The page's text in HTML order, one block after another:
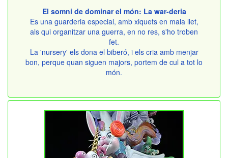
El somni de dominar el món: La war-deria
Es una guarderia especial, amb xiquets en mala llet,
als qui organitzar una guerra, en no res, s'ho troben
fet.
La 'nursery' els dona el biberó, i els cria amb menjar
bon, perque quan siguen majors, portem de cul a tot lo
món.